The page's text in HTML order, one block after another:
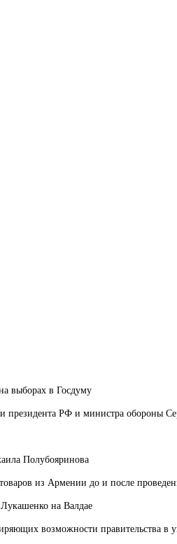
выборах в Госдуму
РФ и министра обороны
Полубояринова
из Армении до и после
на Валдае
возможности правительства в